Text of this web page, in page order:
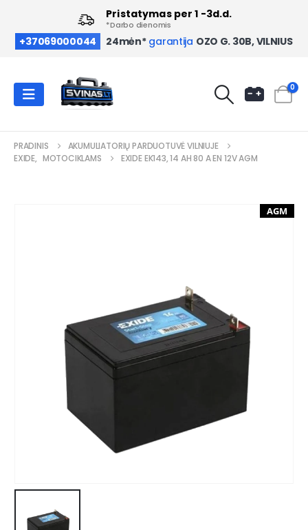
+37069000044 24mėn* garantija OZO G. 30B, VILNIUS
Pristatymas per 1 -3d.d.
*Darbo dienomis
0
PRADINIS
AKUMULIATORIŲ PARDUOTUVĖ VILNIUJE
EXIDE, MOTOCIKLAMS EXIDE EK143, 14 AH 80 A EN 12V AGM
AGM